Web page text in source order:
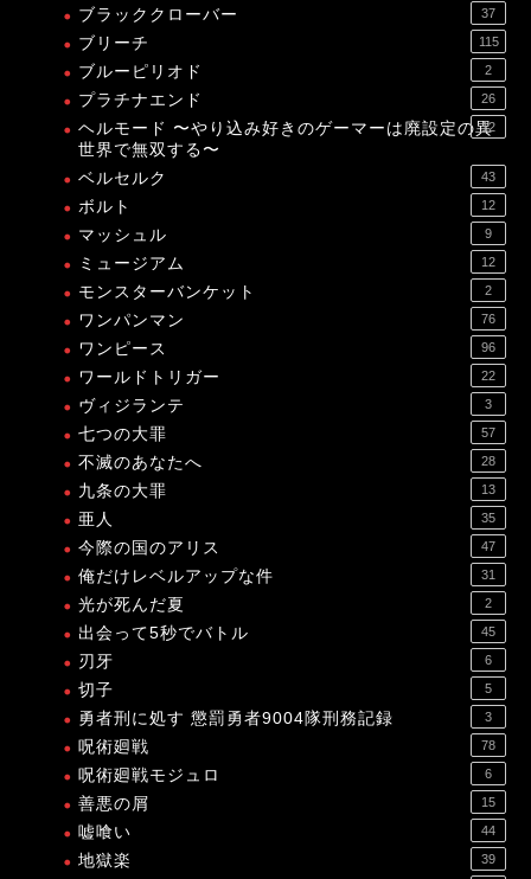
ブラッククローバー 37
ブリーチ 115
ブルーピリオド 2
プラチナエンド 26
ヘルモード 〜やり込み好きのゲーマーは廃設定の異
世界で無双する〜
12
ベルセルク 43
ボルト 12
マッシュル 9
ミュージアム 12
モンスターバンケット 2
ワンパンマン 76
ワンピース 96
ワールドトリガー 22
ヴィジランテ 3
七つの大罪 57
不滅のあなたへ 28
九条の大罪 13
亜人 35
今際の国のアリス 47
俺だけレベルアップな件 31
光が死んだ夏 2
出会って5秒でバトル 45
刃牙 6
切子 5
勇者刑に処す 懲罰勇者9004隊刑務記録 3
呪術廻戦 78
呪術廻戦モジュロ 6
善悪の屑 15
嘘喰い 44
地獄楽 39